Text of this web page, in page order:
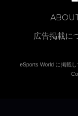
広告掲載に
eSports World に掲載